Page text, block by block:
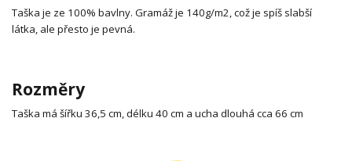
Taška je ze 100% bavlny. Gramáž je 140g/m2, což je spíš slabší
látka, ale přesto je pevná.
Rozměry
Taška má šířku 36,5 cm, délku 40 cm a ucha dlouhá cca 66 cm